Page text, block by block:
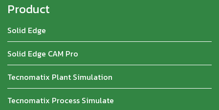
Product
Solid Edge
Solid Edge CAM Pro
Tecnomatix Plant Simulation
Tecnomatix Process Simulate